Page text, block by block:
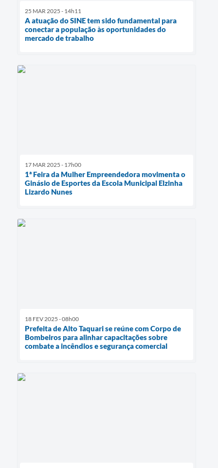
25 MAR 2025 - 14h11
A atuação do SINE tem sido fundamental para
conectar a população às oportunidades do
mercado de trabalho
17 MAR 2025 - 17h00
1ª Feira da Mulher Empreendedora movimenta o
Ginásio de Esportes da Escola Municipal Elzinha
Lizardo Nunes
18 FEV 2025 - 08h00
Prefeita de Alto Taquari se reúne com Corpo de
Bombeiros para alinhar capacitações sobre
combate a incêndios e segurança comercial